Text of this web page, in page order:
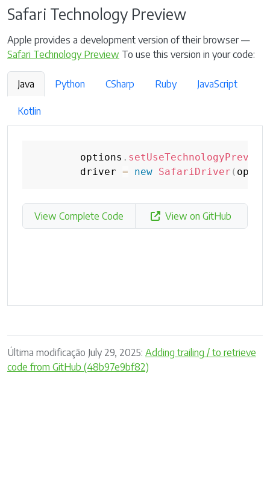
Safari Technology Preview
Apple provides a development version of their browser —
Safari Technology Preview To use this version in your code:
Java Python CSharp Ruby JavaScript
Kotlin
        options
. setUseTechnologyPreview
        driver
= new SafariDriver (
View Complete Code View on GitHub
Última modificação July 29, 2025: Adding trailing / to retrieve
code from GitHub (48b97e9bf82)